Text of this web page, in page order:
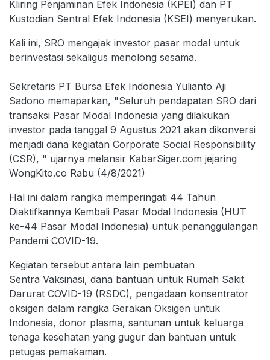
Kliring Penjaminan Efek Indonesia (KPEI) dan PT
Kustodian Sentral Efek Indonesia (KSEI) menyerukan.
Kali ini, SRO mengajak investor pasar modal untuk
berinvestasi sekaligus menolong sesama.
Sekretaris PT Bursa Efek Indonesia Yulianto Aji
Sadono memaparkan, "Seluruh pendapatan SRO dari
transaksi Pasar Modal Indonesia yang dilakukan
investor pada tanggal 9 Agustus 2021 akan dikonversi
menjadi dana kegiatan Corporate Social Responsibility
(CSR), " ujarnya melansir KabarSiger.com jejaring
WongKito.co Rabu (4/8/2021)
Hal ini dalam rangka memperingati 44 Tahun
Diaktifkannya Kembali Pasar Modal Indonesia (HUT
ke-44 Pasar Modal Indonesia) untuk penanggulangan
Pandemi COVID-19.
Kegiatan tersebut antara lain pembuatan
Sentra Vaksinasi, dana bantuan untuk Rumah Sakit
Darurat COVID-19 (RSDC), pengadaan konsentrator
oksigen dalam rangka Gerakan Oksigen untuk
Indonesia, donor plasma, santunan untuk keluarga
tenaga kesehatan yang gugur dan bantuan untuk
petugas pemakaman.